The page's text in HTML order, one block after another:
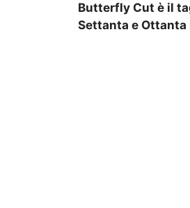
Butterfly Cut è il
Settanta e Ottanta